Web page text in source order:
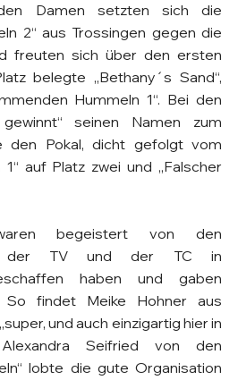
Damen setzten sich die
2“ aus Trossingen gegen die
freuten sich über den ersten
belegte „Bethany´s Sand“,
Hummeln 1“. Bei den
seinen Namen zum
den Pokal, dicht gefolgt vom
1“ auf Platz zwei und „Falscher
begeistert von den
der TV und der TC in
haben und gaben
So findet Meike Hohner aus
und auch einzigartig hier in
Seifried von den
lobte die gute Organisation